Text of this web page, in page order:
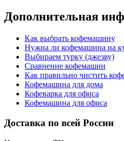
Дополнительная
Как выбрать кофемашину
Нужна ли кофемашина на
Выбираем турку (джезву)
Сравнение кофемашин
Как правильно чистить
Кофемашина для дома
Кофеварка для офиса
Кофемашина для офиса
Доставка по всей России